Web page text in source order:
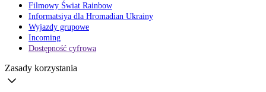
Filmowy Świat Rainbow
Informatsiya dla Hromadian Ukrainy
Wyjazdy grupowe
Incoming
Dostępność cyfrowa
Zasady korzystania